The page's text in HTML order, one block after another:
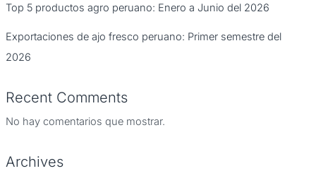
Top 5 productos agro peruano: Enero a Junio del 2026
Exportaciones de ajo fresco peruano: Primer semestre del
2026
Recent Comments
No hay comentarios que mostrar.
Archives